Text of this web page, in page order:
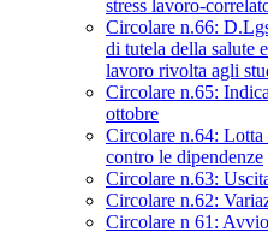
stress lavoro-
Circolare n.66:
di tutela della salute
lavoro rivolta agli
Circolare n.65:
ottobre
Circolare n.64:
contro le dipendenze
Circolare n.63:
Circolare n.62:
Circolare n 61: